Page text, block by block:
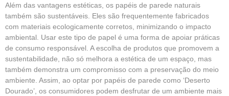
Além das vantagens estéticas, os papéis de parede naturais
também são sustentáveis. Eles são frequentemente fabricados
com materiais ecologicamente corretos, minimizando o impacto
ambiental. Usar este tipo de papel é uma forma de apoiar práticas
de consumo responsável. A escolha de produtos que promovem a
sustentabilidade, não só melhora a estética de um espaço, mas
também demonstra um compromisso com a preservação do meio
ambiente. Assim, ao optar por papéis de parede como ‘Deserto
Dourado’, os consumidores podem desfrutar de um ambiente mais